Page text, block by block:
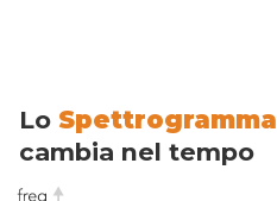
Lo Spettrogramma
cambia nel tempo